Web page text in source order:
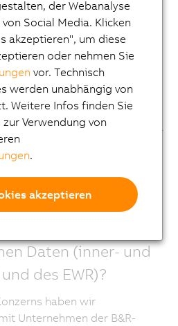
oder einer bestehenden
zum Zwecke des
Grundlage Ihrer Einwilligung
solche Datenverarbeitung
können Sie diese
Abs. 3 DSGVOjederzeit mit
Marketinginformationen per
benötigen wir gemäß
(TKG)
weitere Zustimmung.
Ihre
Daten (inner- und
des EWR)?
haben wir
Unternehmen der B&R-
der Webanalyse
Social Media. Klicken
akzeptieren", um diese
oder nehmen Sie
vor. Technisch
werden unabhängig von
Weitere Infos finden Sie
Verwendung von
.
akzeptieren